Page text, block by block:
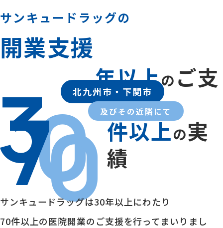
サンキュードラッグの
開業支援
北九州市・下関市
及びその近隣にて
0
年以上の ご支
援
70件以上の実
績
サンキュードラッグは30年以上にわたり
70件以上の医院開業のご支援を行ってまいりまし